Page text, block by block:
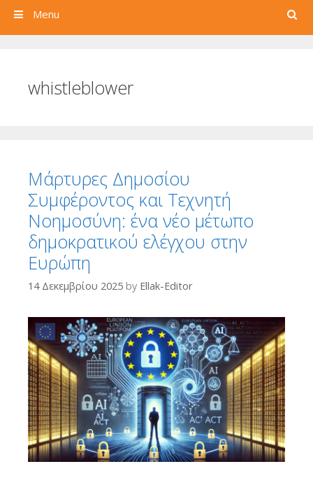
Search
Menu
whistleblower
Μάρτυρες Δημοσίου
Συμφέροντος και Τεχνητή
Νοημοσύνη: ένα νέο μέτωπο
δημοκρατικού ελέγχου στην
Ευρώπη
14 Δεκεμβρίου 2025 by Ellak-Editor